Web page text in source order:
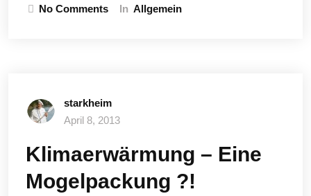
No Comments In Allgemein
starkheim
April 8, 2013
Klimaerwärmung – Eine
Mogelpackung ?!